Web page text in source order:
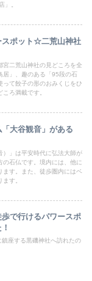
」。
スポット☆二荒山神社
二荒山神社の見どころを全
居」、趣のある「95段の石
て餃子の形のおみくじをひ
ろ満載です。
「大谷観音」がある
）」は平安時代に弘法大師が
の石仏です。境内には、他に
ます。また、徒歩圏内にはベ
す。
歩で行けるパワースポ
座する黒磯神社へ訪れたの